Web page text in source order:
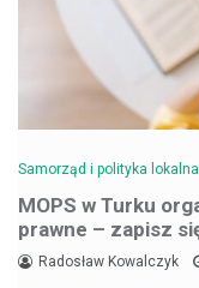
Samorząd i polityka lokalna
MOPS w Turku
prawne – zapisz
Radosław Kowalczyk